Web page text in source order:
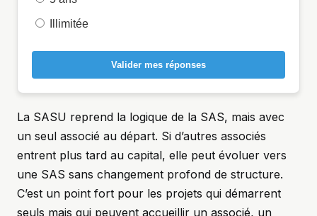
Illimitée
Valider mes réponses
La SASU reprend la logique de la SAS, mais avec
un seul associé au départ. Si d’autres associés
entrent plus tard au capital, elle peut évoluer vers
une SAS sans changement profond de structure.
C’est un point fort pour les projets qui démarrent
seuls mais qui peuvent accueillir un associé, un